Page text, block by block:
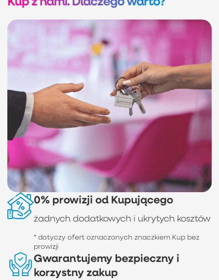
0% prowizji od Kupującego
żadnych dodatkowych i ukrytych kosztów
* dotyczy ofert oznaczonych znaczkiem Kup bez
prowizji
Gwarantujemy bezpieczny i
korzystny zakup